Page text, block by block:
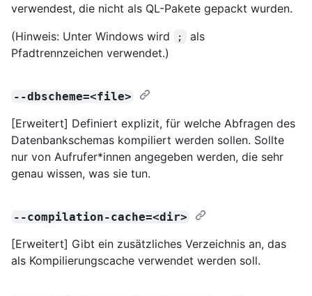
verwendest, die nicht als QL-Pakete gepackt wurden.
(Hinweis: Unter Windows wird
;
als
Pfadtrennzeichen verwendet.)
--dbscheme=<file>
[Erweitert] Definiert explizit, für welche Abfragen des
Datenbankschemas kompiliert werden sollen. Sollte
nur von Aufrufer*innen angegeben werden, die sehr
genau wissen, was sie tun.
--compilation-cache=<dir>
[Erweitert] Gibt ein zusätzliches Verzeichnis an, das
als Kompilierungscache verwendet werden soll.